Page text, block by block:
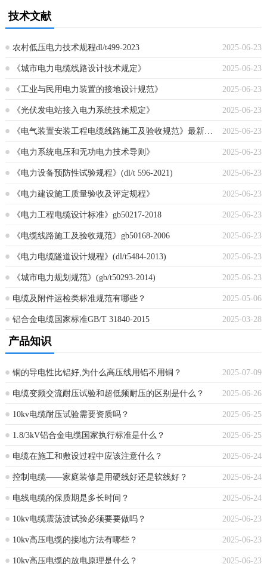
技术文献
2025-06-23
农村低压电力技术规程dl/t499-2023
2025-06-23
《城市电力电缆线路设计技术规定》
2025-06-23
《工业与民用电力装置的接地设计规范》
2025-06-23
《光伏发电站接入电力系统技术规定》
2025-06-23
《电气装置安装工程电缆线路施工及验收规范》最新版本
2025-06-23
《电力系统电压和无功电力技术导则》
2025-06-23
《电力设备预防性试验规程》(dl/t 596-2021)
2025-06-23
《电力建设施工质量验收及评定规程》
2025-06-23
《电力工程电缆设计标准》gb50217-2018
2025-06-23
《电缆线路施工及验收规范》gb50168-2006
2025-06-23
《电力电缆隧道设计规程》(dl/t5484-2013)
2025-06-23
《城市电力规划规范》(gb/t50293-2014)
2025-05-06
电缆及附件运检类标准规范有哪些？
2025-03-28
铝合金电缆国家标准GB/T 31840-2015
产品知识
2025-07-09
铜的导电性比铝好,为什么高压线用铝不用铜？
2025-06-26
电缆变频交流耐压试验和超低频耐压的区别是什么？
2025-06-25
10kv电缆耐压试验需要资质吗？
2025-06-25
1.8/3kV铝合金电缆国家执行标准是什么？
2025-06-24
电缆在施工和敷设过程中应该注意什么？
2025-06-24
控制电缆——家庭装修是用硬线好还是软线好？
2025-06-24
电线电缆的保质期是多长时间？
2025-06-23
10kv电缆震荡波试验必须要要做吗？
2025-06-23
10kv高压电缆的接地方法有哪些？
2025-06-23
10kv高压电缆的放电原理是什么？